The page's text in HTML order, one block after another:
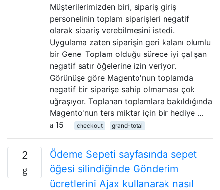
Müşterilerimizden biri, sipariş giriş
personelinin toplam siparişleri negatif
olarak sipariş verebilmesini istedi.
Uygulama zaten siparişin geri kalanı olumlu
bir Genel Toplam olduğu sürece iyi çalışan
negatif satır öğelerine izin veriyor.
Görünüşe göre Magento'nun toplamda
negatif bir siparişe sahip olmaması çok
uğraşıyor. Toplanan toplamlara bakıldığında
Magento'nun ters miktar için bir hediye …
15
checkout grand-total
2
Ödeme Sepeti sayfasında sepet
öğesi silindiğinde Gönderim
ücretlerini Ajax kullanarak nasıl